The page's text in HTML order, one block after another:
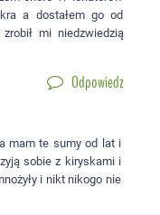
a dostałem go od
mi niedzwiedzią
Odpowiedz
mam te sumy od lat i
sobie z kiryskami i
i nikt nikogo nie